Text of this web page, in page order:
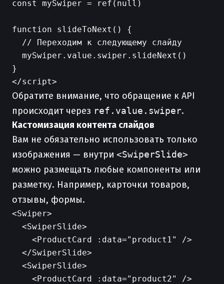
const mySwiper = ref(null)
function slideToNext() {
  // Переходим к следующему слайду
  mySwiper.value.swiper.slideNext()
}
Обратите внимание, что обращение к API
происходит через ref.value.swiper.
Кастомизация контента слайдов
Вам не обязательно использовать только
изображения — внутри <SwiperSlide>
можно размещать любые компоненты или
разметку. Например, карточки товаров,
отзывы, формы.
<Swiper>
  <SwiperSlide>
    <ProductCard :data="product1" />
  </SwiperSlide>
  <SwiperSlide>
    <ProductCard :data="product2" />